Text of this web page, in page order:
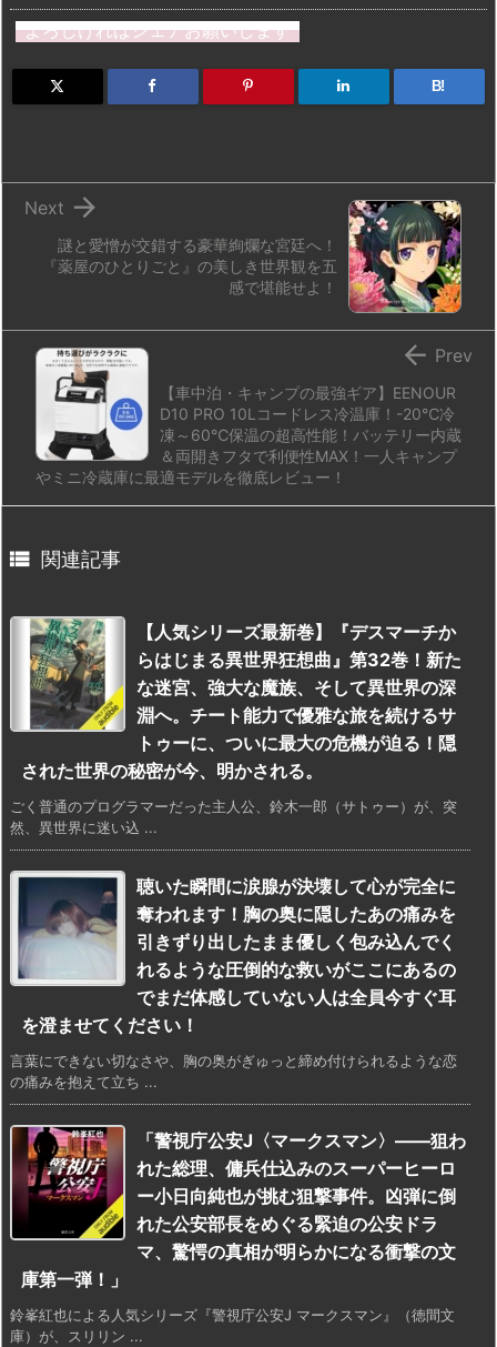
st
o
d
e
s
k
e
a
d
m
bl
r
b
o
ar
n
dr
o
よろしければシェアお願いします
B!
謎と愛憎が交錯する豪華絢爛な宮廷へ！
『薬屋のひとりごと』の美しき世界観を五
感で堪能せよ！

Next
【車中泊・キャンプの最強ギア】EENOUR
D10 PRO 10Lコードレス冷温庫！-20℃冷
凍～60℃保温の超高性能！バッテリー内蔵
＆両開きフタで利便性MAX！一人キャンプ
やミニ冷蔵庫に最適モデルを徹底レビュー！
 Prev
 関連記事
【人気シリーズ最新巻】『デスマーチか
らはじまる異世界狂想曲』第32巻！新た
な迷宮、強大な魔族、そして異世界の深
淵へ。チート能力で優雅な旅を続けるサ
トゥーに、ついに最大の危機が迫る！隠
された世界の秘密が今、明かされる。
ごく普通のプログラマーだった主人公、鈴木一郎（サトゥー）が、突
然、異世界に迷い込 ...
聴いた瞬間に涙腺が決壊して心が完全に
奪われます！胸の奥に隠したあの痛みを
引きずり出したまま優しく包み込んでく
れるような圧倒的な救いがここにあるの
でまだ体感していない人は全員今すぐ耳
を澄ませてください！
言葉にできない切なさや、胸の奥がぎゅっと締め付けられるような恋
の痛みを抱えて立ち ...
「警視庁公安J〈マークスマン〉――狙わ
れた総理、傭兵仕込みのスーパーヒーロ
ー小日向純也が挑む狙撃事件。凶弾に倒
れた公安部長をめぐる緊迫の公安ドラ
マ、驚愕の真相が明らかになる衝撃の文
庫第一弾！」
鈴峯紅也による人気シリーズ『警視庁公安J マークスマン』（徳間文
庫）が、スリリン ...